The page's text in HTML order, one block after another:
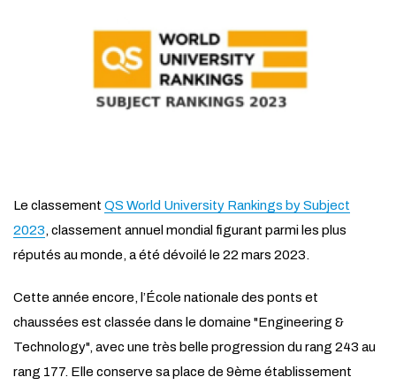
Le classement QS World University Rankings by Subject
2023, classement annuel mondial figurant parmi les plus
réputés au monde, a été dévoilé le 22 mars 2023.
Cette année encore, l’École nationale des ponts et
chaussées est classée dans le domaine "Engineering &
Technology", avec une très belle progression du rang 243 au
rang 177. Elle conserve sa place de 9ème établissement